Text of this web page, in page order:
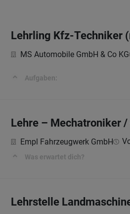
Lehrling Kfz-Techniker
MS Automobile GmbH & Co KG
Aufgaben:
Lehre – Mechatroniker
Empl Fahrzeugwerk GmbH
Was erwartet dich?
Lehrstelle